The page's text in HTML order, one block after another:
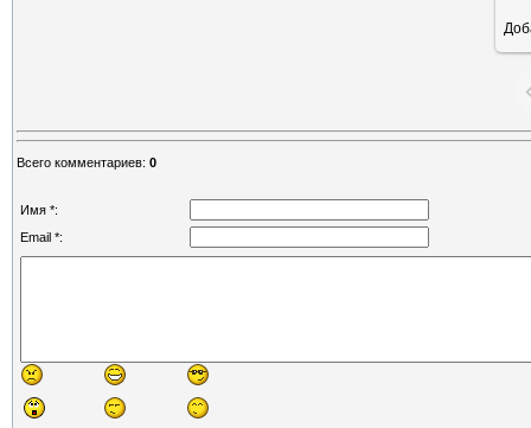
Всего комментариев: 0
Имя *:
Email *: